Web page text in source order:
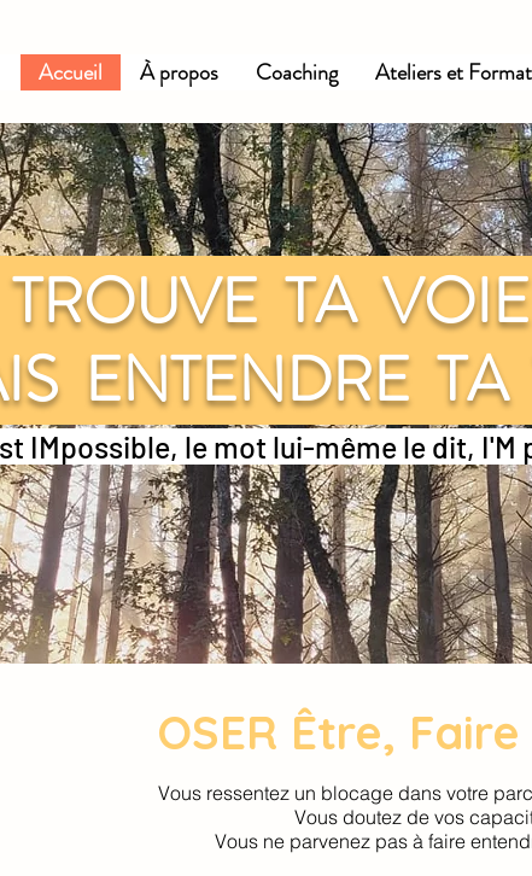
Accueil À propos Coaching Ateliers et
TA VOIE
ENTENDRE TA
IMpossible, le mot lui-même le dit, I'M
OSER Être,
Vous ressentez un blocage dans votre
Vous doutez de vos
Vous ne parvenez pas à faire